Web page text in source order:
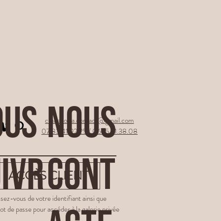
ACCÈS CLIENT
vous de votre identifiant ainsi que
de passe pour accéder à la galerie privée
NOUS
CONT
crabekoala.contact@gmail.com
07.83.41.92.25 /06.15.61.38.08